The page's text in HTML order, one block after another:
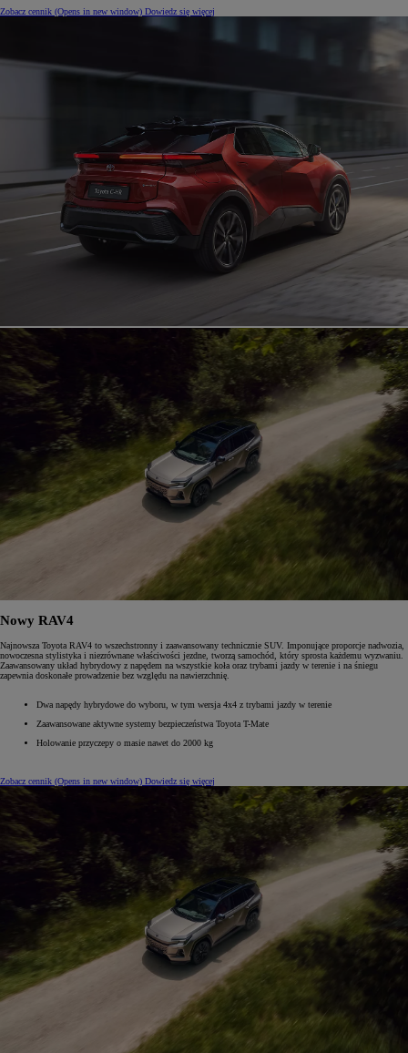
Zobacz cennik (Opens in new window) Dowiedz się więcej
Nowy RAV4
Najnowsza Toyota RAV4 to wszechstronny i zaawansowany technicznie SUV. Imponujące proporcje nadwozia,
nowoczesna stylistyka i niezrównane właściwości jezdne, tworzą samochód, który sprosta każdemu wyzwaniu.
Zaawansowany układ hybrydowy z napędem na wszystkie koła oraz trybami jazdy w terenie i na śniegu
zapewnia doskonałe prowadzenie bez względu na nawierzchnię.
Dwa napędy hybrydowe do wyboru, w tym wersja 4x4 z trybami jazdy w terenie
Zaawansowane aktywne systemy bezpieczeństwa Toyota T-Mate
Holowanie przyczepy o masie nawet do 2000 kg
Zobacz cennik (Opens in new window) Dowiedz się więcej